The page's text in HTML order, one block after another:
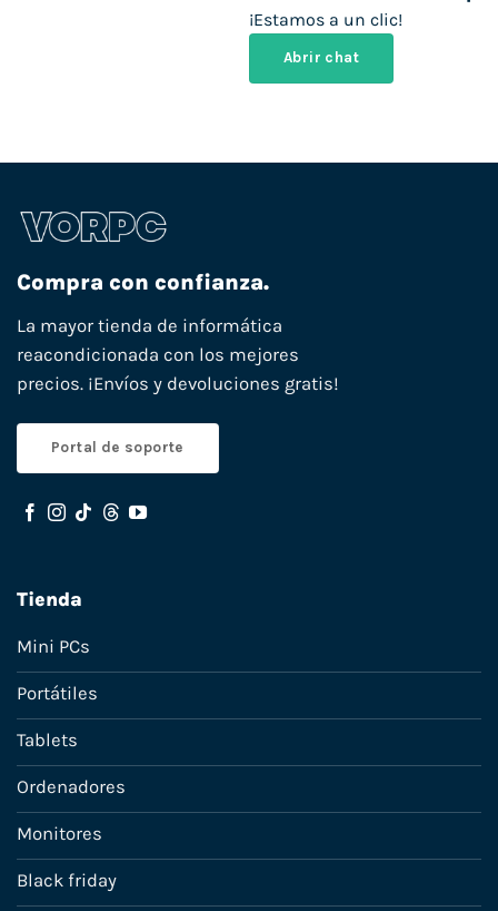
¡Estamos a un clic!
Abrir chat
Compra con confianza.
La mayor tienda de informática
reacondicionada con los mejores
precios. ¡Envíos y devoluciones gratis!
Portal de soporte
Tienda
Mini PCs
Portátiles
Tablets
Ordenadores
Monitores
Black friday